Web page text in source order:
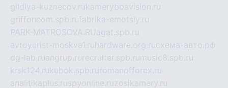
gildiya-kuznecov.rukameryboavision.ru
griffoncom.spb.rufabrika-emotsiy.ru
PARK-MATROSOVA.RUagat.spb.ru
avtoyurist-moskva1.ru hardware.org.ruсхема-авто.рф
dg-lab.ruangrup.ru recruiter.spb.ru music8.spb.ru
krsk124.rukubok.spb.ru romanofforex.ru
analitikaplus.ruspyonline.ruzosikamery.ru